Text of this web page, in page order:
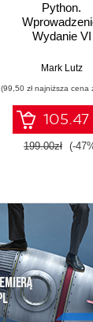
Python.
Wydanie VI
Mark Lutz
(99,50 zł najniższa cena
105.47
199.00zł (-